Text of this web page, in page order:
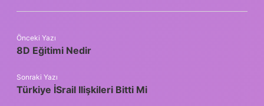
Önceki Yazı
8D Eğitimi Nedir
Sonraki Yazı
Türkiye İSrail Ilişkileri Bitti Mi